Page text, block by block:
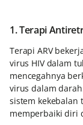
1. Terapi
Terapi ARV
virus HIV dalam
mencegahnya
virus dalam
sistem
memperbaiki diri